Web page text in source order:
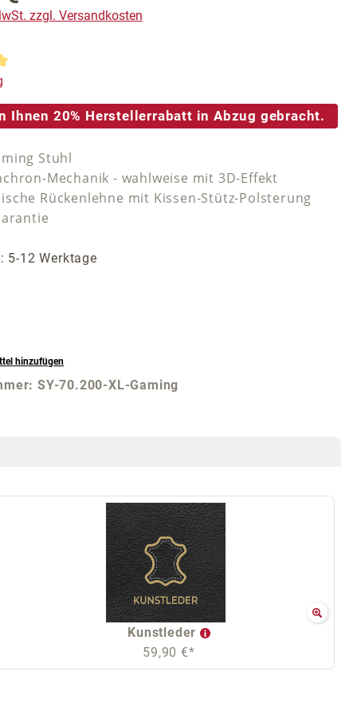
zzgl. Versandkosten
Bewertung von 5 von 5 Sternen
Ihnen 20% Herstellerrabatt in Abzug gebracht.
Stuhl
Mechanik - wahlweise mit 3D-Effekt
Rückenlehne mit Kissen-Stütz-Polsterung
5-12 Werktage
hinzufügen
SY-70.200-XL-Gaming
Kunstleder
59,90 €*